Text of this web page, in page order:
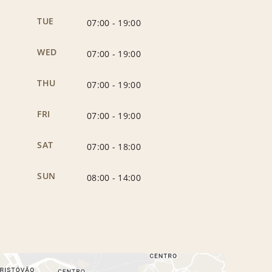
TUE 07:00 - 19:00
WED 07:00 - 19:00
THU 07:00 - 19:00
FRI 07:00 - 19:00
SAT 07:00 - 18:00
SUN 08:00 - 14:00